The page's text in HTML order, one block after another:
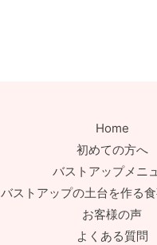
Home
初めての方へ
バストアップメニ
バストアップの土台を作る
お客様の声
よくある質問